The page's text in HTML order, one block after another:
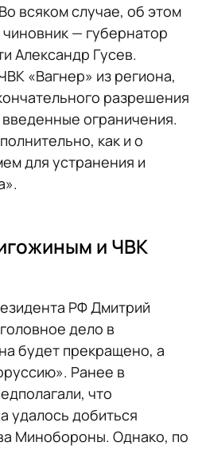
всяком случае, об этом
— губернатор
Александр Гусев.
«Вагнер» из региона,
разрешения
ограничения.
как и о
для устранения и
и ЧВК
РФ Дмитрий
дело в
будет прекращено, а
Ранее в
что
удалось добиться
Минобороны. Однако, по